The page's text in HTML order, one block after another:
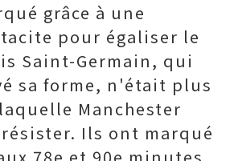
grâce à une
pour égaliser le
Saint-Germain, qui
sa forme, n'était plus
Manchester
Ils ont marqué